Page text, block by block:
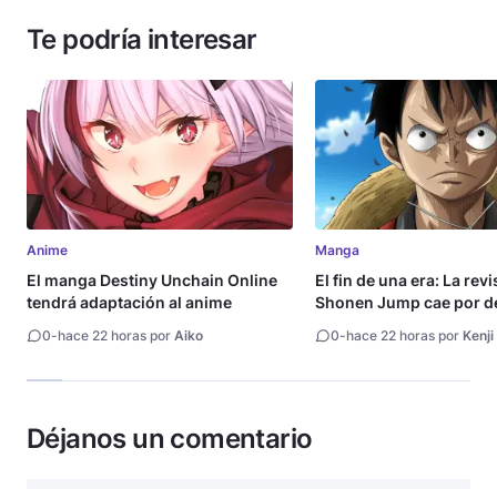
Te podría interesar
Anime
El manga Destiny Unchain Online
tendrá adaptación al anime
0-hace 22 horas por Aiko
Manga
El fin de una era: La
Shonen Jump cae por
0-hace 22 horas por Kenji
Déjanos un comentario